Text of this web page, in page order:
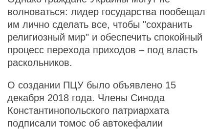
волноваться: лидер государства пообещал
им лично сделать все, чтобы "сохранить
религиозный мир" и обеспечить спокойный
процесс перехода приходов – под власть
раскольников.
О создании ПЦУ было объявлено 15
декабря 2018 года. Члены Синода
Константинопольского патриархата
подписали томос об автокефалии